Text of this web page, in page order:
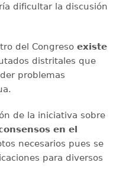
dificultar la discusión
del Congreso existe
distritales que
problemas
de la iniciativa sobre
en el
necesarios pues se
para diversos